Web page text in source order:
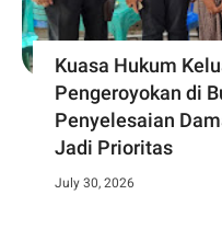
Kuasa Hukum
Pengeroyokan di
Penyelesaian
Jadi Prioritas
July 30, 2026